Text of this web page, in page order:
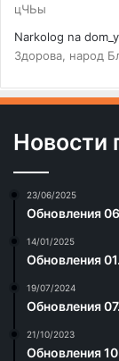
цЧЬы
Narkolog na
Здорова, народ
Новости
23/06/2025
Обновления
14/01/2025
Обновления
19/07/2024
Обновления
21/10/2023
Обновления